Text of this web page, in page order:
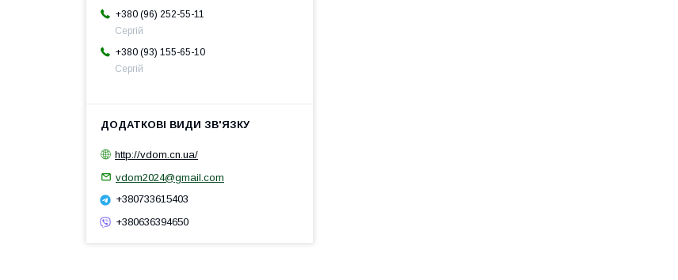
+380 (96) 252-55-11
Сергій
+380 (93) 155-65-10
Сергій
http://vdom.cn.ua/
vdom2024@gmail.com
+380733615403
+380636394650